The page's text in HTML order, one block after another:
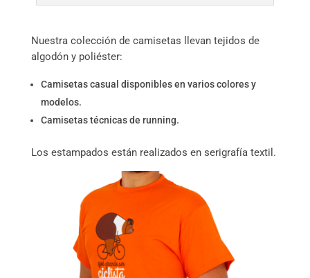
Nuestra colección de camisetas llevan tejidos de
algodón y poliéster:
Camisetas casual disponibles en varios colores y
modelos.
Camisetas técnicas de running.
Los estampados están realizados en serigrafía textil.